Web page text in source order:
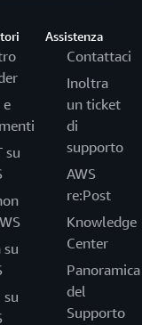
e
su
su
su
Assistenza
Contattaci
Inoltra
un ticket
di
supporto
AWS
re:Post
Knowledge
Center
Panoramica
del
Supporto